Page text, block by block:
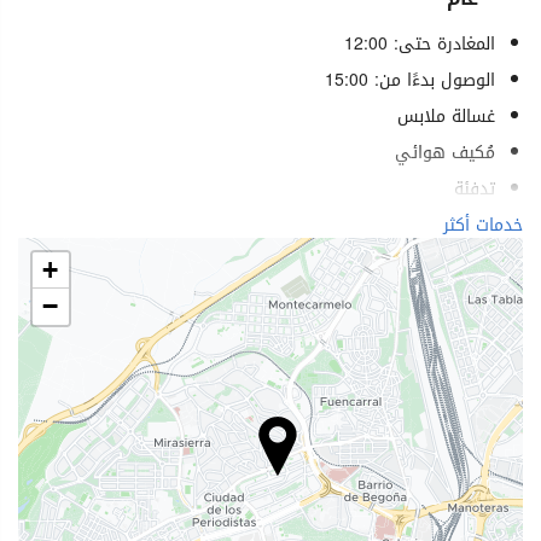
المغادرة حتى: 12:00
الوصول بدءًا من: 15:00
غسالة ملابس
مُكيف هوائي
تدفئة
مصعد
خدمات لذوي الاحتياجات الخاصة
غرف لغير المدخنين
ممنوع التدخين في كل الأماكن
لا يسمح بدخول الحيوانات الأليفة
الطعام والمشروبات
مطعم
مطعم (حسب الطلب)
خدمات أكثر
+
−